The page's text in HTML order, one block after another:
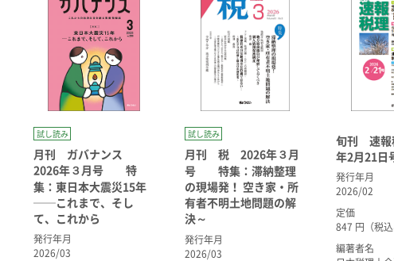
試し読み
月刊 ガバナンス
2026年３月号 特
集：東日本大震災15年
──これまで、そし
て、これから
発行年月
2026/03
試し読み
月刊 税 2026年３月
号 特集：滞納整理
の現場発！ 空き家・所
有者不明土地問題の解
決～
発行年月
2026/03
旬刊 速
年2月21日
発行年月
2026/02
定価
847 円（税込
編著者名